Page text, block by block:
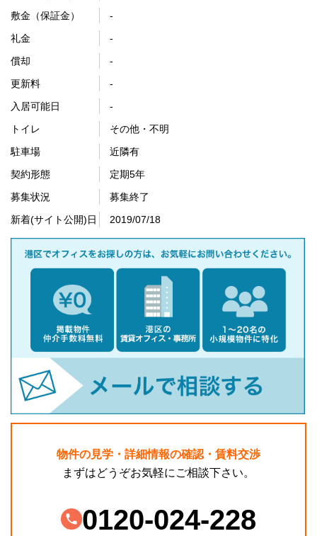
敷金（保証金）
-
礼金
-
償却
-
更新料
-
入居可能日
-
トイレ
その他・不明
駐車場
近隣有
契約形態
定期5年
募集状況
募集終了
新着(サイト公開)日
2019/07/18
物件の見学・詳細情報の確認・賃料交渉
まずはどうぞお気軽にご相談下さい。
0120-024-228